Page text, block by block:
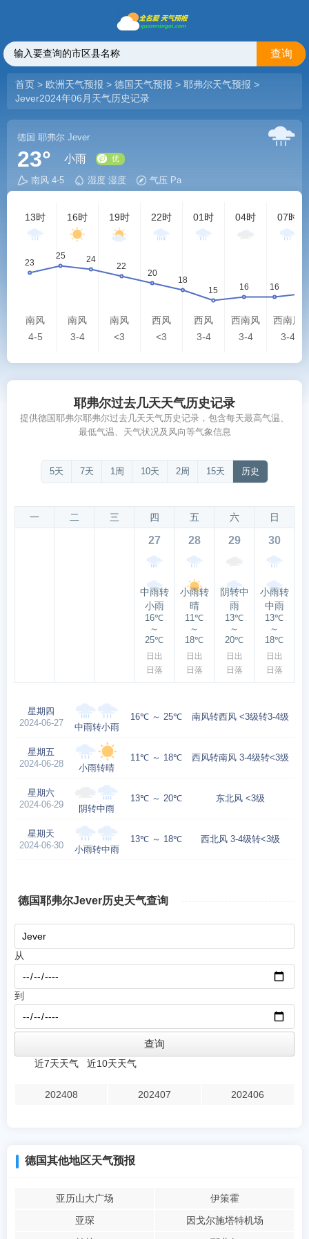
查询
首页 > 欧洲天气预报 > 德国天气预报 > 耶弗尔天气预报 >
Jever2024年06月天气历史记录
德国 耶弗尔 Jever
23° 小雨
优
南风 4-5 湿度 湿度 气压 Pa
13时
南风
4-5
16时
南风
3-4
19时
南风
<3
22时
西风
<3
01时
西风
3-4
04时
西南风
3-4
07时
西南风
3-4
耶弗尔过去几天天气历史记录
提供德国耶弗尔耶弗尔过去几天天气历史记录，包含每天最高气温、
最低气温、天气状况及风向等气象信息
5天 7天 1周 10天 2周 15天 历史
一 二 三 四 五 六 日
27
中雨转
小雨
16℃
～
25℃
日出
日落
28
小雨转
晴
11℃
～
18℃
日出
日落
29
阴转中
雨
13℃
～
20℃
日出
日落
30
小雨转
中雨
13℃
～
18℃
日出
日落
星期四
2024-06-27
中雨转小雨
16℃ ～ 25℃ 南风转西风 <3级转3-4级
星期五
2024-06-28
小雨转晴
11℃ ～ 18℃ 西风转南风 3-4级转<3级
星期六
2024-06-29
阴转中雨
13℃ ～ 20℃ 东北风 <3级
星期天
2024-06-30
小雨转中雨
13℃ ～ 18℃ 西北风 3-4级转<3级
德国耶弗尔Jever历史天气查询
从
到
近7天天气 近10天天气
202408 202407 202406
德国其他地区天气预报
亚历山大广场
伊策霍
亚琛
因戈尔施塔特机场